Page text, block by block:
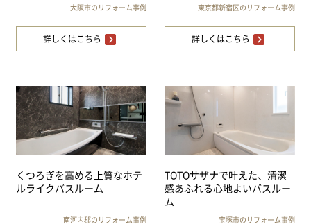
大阪市のリフォーム事例
詳しくはこちら
東京都新宿区のリフォーム事例
詳しくはこちら
くつろぎを高める上質なホテ
ルライクバスルーム
南河内郡のリフォーム事例
TOTOサザナで叶えた、清潔
感あふれる心地よいバスルー
ム
宝塚市のリフォーム事例